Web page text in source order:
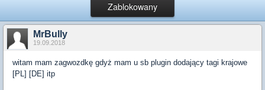
Zablokowany
MrBully
19.09.2018
witam mam zagwozdkę gdyż mam u sb plugin dodający tagi krajowe
[PL] [DE] itp